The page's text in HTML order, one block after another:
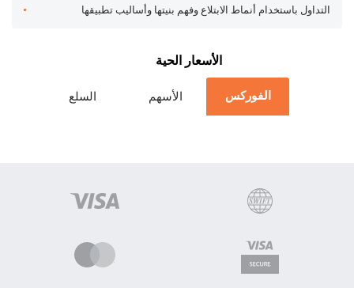
التداول باستخدام أنماط الابتلاع وفهم بنيتها وأساليب تطبيقها
الأسعار الحية
الفوركس الأسهم السلع